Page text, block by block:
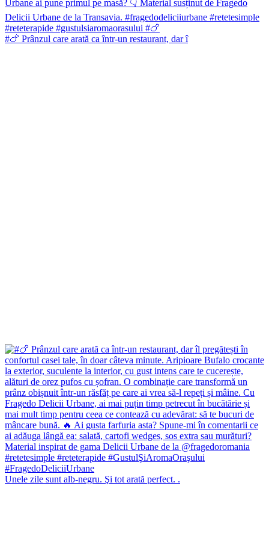
#🍗 Prânzul care arată ca într-un restaurant, dar î
Unele zile sunt alb-negru. Şi tot arată perfect. .